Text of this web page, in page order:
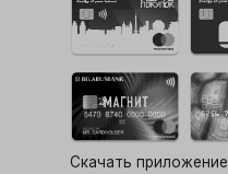
Скачать приложение